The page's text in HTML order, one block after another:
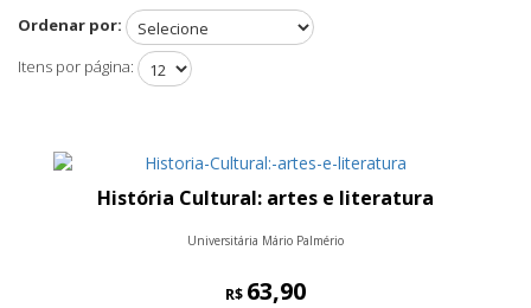
Ordenar por:
Itens por página:
História Cultural: artes e literatura
Universitária Mário Palmério
R$ 63,90